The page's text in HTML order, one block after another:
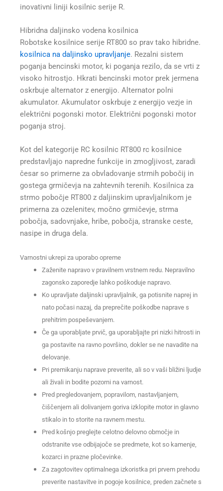
inovativni liniji kosilnic serije R.
Hibridna daljinsko vodena kosilnica
Robotske kosilnice serije RT800 so prav tako hibridne.
kosilnica na daljinsko upravljanje. Rezalni sistem
poganja bencinski motor, ki poganja rezilo, da se vrti z
visoko hitrostjo. Hkrati bencinski motor prek jermena
oskrbuje alternator z energijo. Alternator polni
akumulator. Akumulator oskrbuje z energijo vezje in
električni pogonski motor. Električni pogonski motor
poganja stroj.
Kot del kategorije RC kosilnic RT800 rc kosilnice
predstavljajo napredne funkcije in zmogljivost, zaradi
česar so primerne za obvladovanje strmih pobočij in
gostega grmičevja na zahtevnih terenih. Kosilnica za
strmo pobočje RT800 z daljinskim upravljalnikom je
primerna za ozelenitev, močno grmičevje, strma
pobočja, sadovnjake, hribe, pobočja, stranske ceste,
nasipe in druga dela.
Varnostni ukrepi za uporabo opreme
Zaženite napravo v pravilnem vrstnem redu. Nepravilno
zagonsko zaporedje lahko poškoduje napravo.
Ko upravljate daljinski upravljalnik, ga potisnite naprej in
nato počasi nazaj, da preprečite poškodbe naprave s
prehitrim pospeševanjem.
Če ga uporabljate prvič, ga uporabljajte pri nizki hitrosti in
ga postavite na ravno površino, dokler se ne navadite na
delovanje.
Pri premikanju naprave preverite, ali so v vaši bližini ljudje
ali živali in bodite pozorni na varnost.
Pred pregledovanjem, popravilom, nastavljanjem,
čiščenjem ali dolivanjem goriva izklopite motor in glavno
stikalo in to storite na ravnem mestu.
Pred košnjo preglejte celotno delovno območje in
odstranite vse odbijajoče se predmete, kot so kamenje,
kozarci in prazne pločevinke.
Za zagotovitev optimalnega izkoristka pri prvem prehodu
preverite nastavitve in pogoje kosilnice, preden začnete s